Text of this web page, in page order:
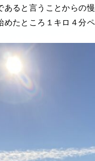
あると言うことからの
たところ１キロ４分